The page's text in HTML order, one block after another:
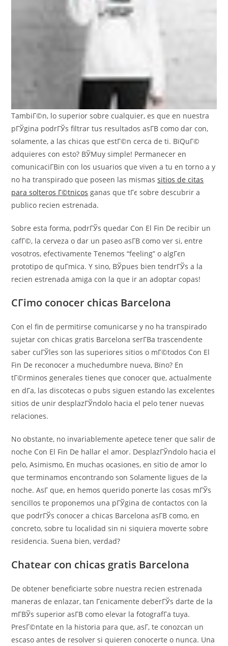
TambiГ©n, lo superior sobre cualquier, es que en nuestra
pГЎgina podrГЎs filtrar tus resultados asГ­В­ como dar con,
solamente, a las chicas que estГ©n cerca de ti. ВїQuГ©
adquieres con esto? ВЎMuy simple! Permanecer en
comunicaciГ­Віn con los usuarios que viven a tu en torno a y
no ha transpirado que poseen las mismassitios de citas
para solteros Г©tnicos ganas que tГє sobre descubrir a
publico recien estrenada.
Sobre esta forma, podrГЎs quedar Con El Fin De recibir un
cafГ©, la cerveza o dar un paseo asГ­В­ como ver si, entre
vosotros, efectivamente Tenemos “feeling” o algГєn
prototipo de quГ­mica. Y sino, ВЎpues bien tendrГЎs a la
recien estrenada amiga con la que ir an adoptar copas!
CГіmo conocer chicas Barcelona
Con el fin de permitirse comunicarse y no ha transpirado
sujetar con chicas gratis Barcelona serГ­В­a trascendente
saber cuГЎles son las superiores sitios o mГ©todos Con El
Fin De reconocer a muchedumbre nueva, Вїno? En
tГ©rminos generales tienes que conocer que, actualmente
en dГ­a, las discotecas o pubs siguen estando las excelentes
sitios de unir desplazГЎndolo hacia el pelo tener nuevas
relaciones.
No obstante, no invariablemente apetece tener que salir de
noche Con El Fin De hallar el amor. DesplazГЎndolo hacia el
pelo, Asimismo, En muchas ocasiones, en sitio de amor lo
que terminamos encontrando son Solamente ligues de la
noche. AsГ­ que, en hemos querido ponerte las cosas mГЎs
sencillos te proponemos una pГЎgina de contactos con la
que podrГЎs conocer a chicas Barcelona asГ­В­ como, en
concreto, sobre tu localidad sin ni siquiera moverte sobre
residencia. Suena bien, verdad?
Chatear con chicas gratis Barcelona
De obtener beneficiarte sobre nuestra recien estrenada
maneras de enlazar, tan Гєnicamente deberГЎs darte de la
mГ­ВЎs superior asГ­В­ como elevar la fotografГ­a tuya.
PresГ©ntate en la historia para que, asГ­, te conozcan un
escaso antes de resolver si quieren conocerte o nunca. Una